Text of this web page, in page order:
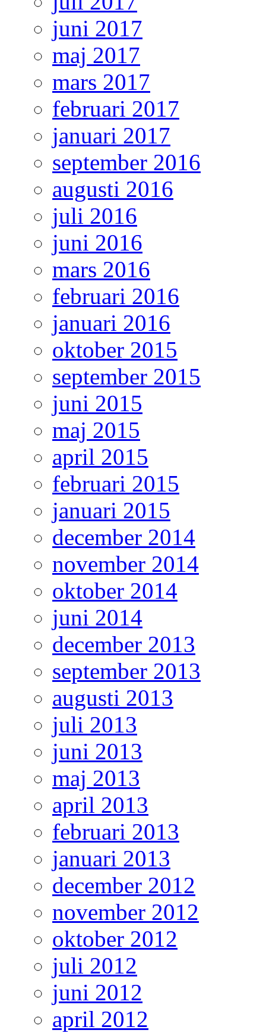
juni 2017
maj 2017
mars 2017
februari 2017
januari 2017
september 2016
augusti 2016
juli 2016
juni 2016
mars 2016
februari 2016
januari 2016
oktober 2015
september 2015
juni 2015
maj 2015
april 2015
februari 2015
januari 2015
december 2014
november 2014
oktober 2014
juni 2014
december 2013
september 2013
augusti 2013
juli 2013
juni 2013
maj 2013
april 2013
februari 2013
januari 2013
december 2012
november 2012
oktober 2012
juli 2012
juni 2012
april 2012